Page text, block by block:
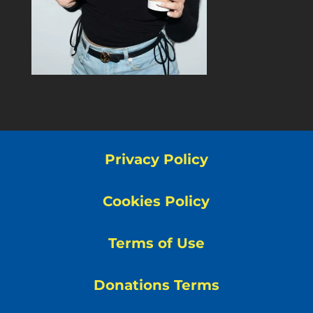
Privacy Policy
Cookies Policy
Terms of Use
Donations Terms